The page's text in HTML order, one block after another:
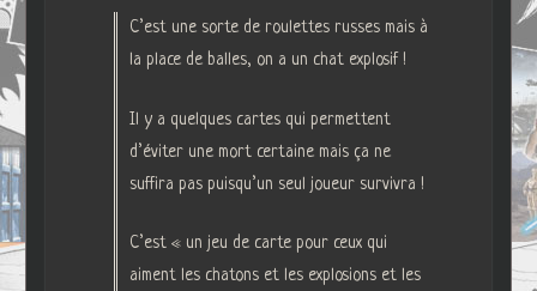
C’est une sorte de roulettes russes mais à
la place de balles, on a un chat explosif !
Il y a quelques cartes qui permettent
d’éviter une mort certaine mais ça ne
suffira pas puisqu’un seul joueur survivra !
C’est « un jeu de carte pour ceux qui
aiment les chatons et les explosions et les